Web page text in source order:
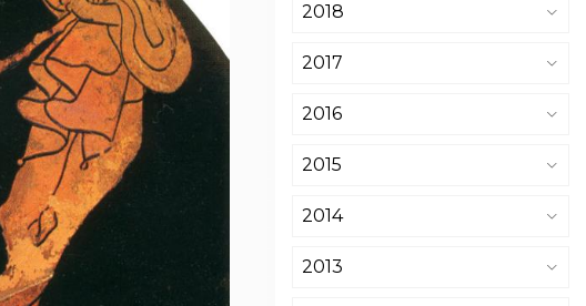
2018
2017
2016
2015
2014
2013